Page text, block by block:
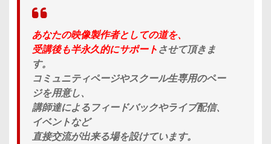
あなたの映像製作者としての道を、
受講後も半永久的にサポートさせて頂きま
す。
コミュニティページやスクール生専用のペー
ジを用意し、
講師達によるフィードバックやライブ配信、
イベントなど
直接交流が出来る場を設けています。